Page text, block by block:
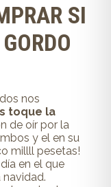
SI
nos
toque la
de oír por la
y el en su
millll pesetas!
en el que